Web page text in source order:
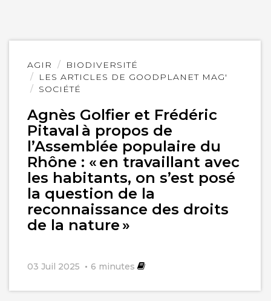
AGIR
BIODIVERSITÉ
LES ARTICLES DE GOODPLANET MAG'
SOCIÉTÉ
Agnès Golfier et Frédéric
Pitaval à propos de
l’Assemblée populaire du
Rhône : « en travaillant avec
les habitants, on s’est posé
la question de la
reconnaissance des droits
de la nature »
03 Juil 2025 6 minutes
Lire
l'article